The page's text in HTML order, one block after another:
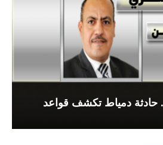
دمياط تكشف قواعد